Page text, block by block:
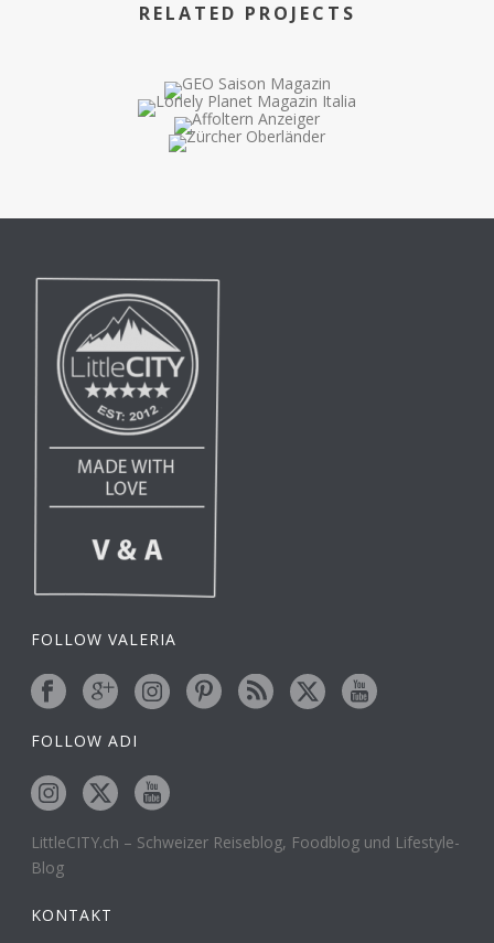
RELATED PROJECTS
FOLLOW VALERIA
FOLLOW ADI
LittleCITY.ch – Schweizer Reiseblog, Foodblog und Lifestyle-
Blog
KONTAKT